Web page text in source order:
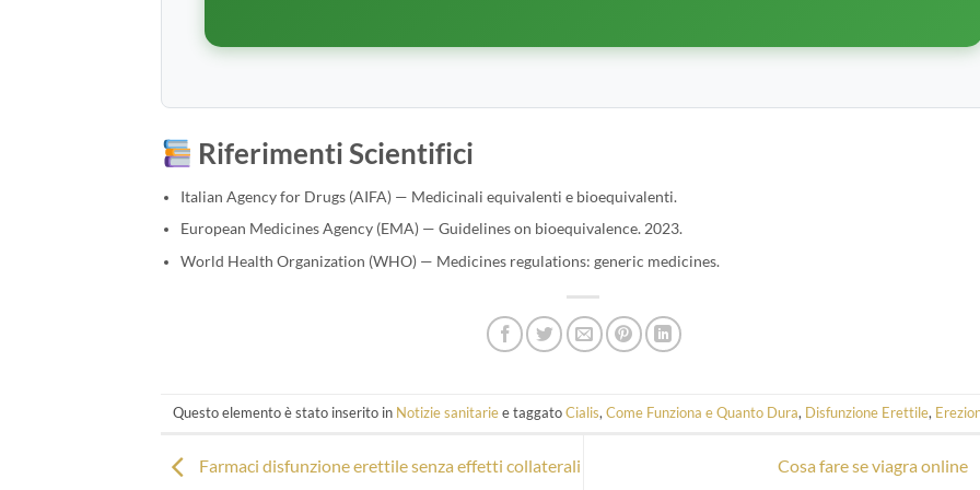
Riferimenti Scientifici
Italian Agency for Drugs (AIFA) — Medicinali equivalenti e bioequivalenti.
European Medicines Agency (EMA) — Guidelines on bioequivalence. 2023.
World Health Organization (WHO) — Medicines regulations: generic medicines.
Questo elemento è stato inserito in Notizie sanitariee taggatoCialis,Come Funziona e Quanto Dura, Disfunzione Erettile,
Farmaci disfunzione erettile senza effetti collaterali Cosa fare se viagra online